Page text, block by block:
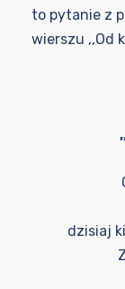
to pytanie z
wierszu ,,Od
dzisiaj